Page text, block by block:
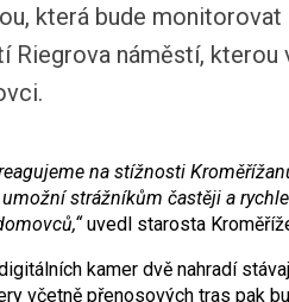
která bude
Riegrova náměstí,
na stížnosti
strážníkům častěji a
uvedl starosta
kamer dvě nahradí
včetně přenosových tras pak